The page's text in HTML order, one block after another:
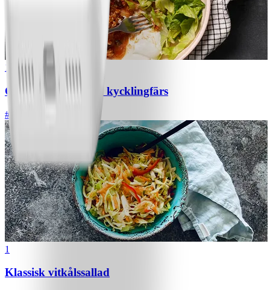
1
Chili con carne med kycklingfärs
#
1
Klassisk vitkålssallad